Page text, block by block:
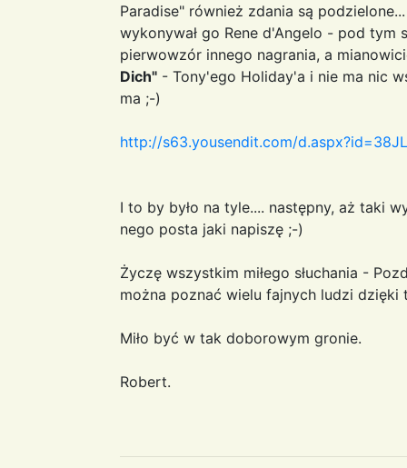
Paradise" również zdania są
wykonywał go Rene d'Angelo - pod tym
pierwowzór innego nagrania, a
Dich" - Tony'ego Holiday'a i nie ma nic
ma ;-)
http://s63.yousendit.com/
I to by było na tyle.... następny, aż taki
nego posta jaki napiszę ;-)
Życzę wszystkim miłego słuchania -
można poznać wielu fajnych ludzi dzięki
Miło być w tak doborowym gronie.
Robert.